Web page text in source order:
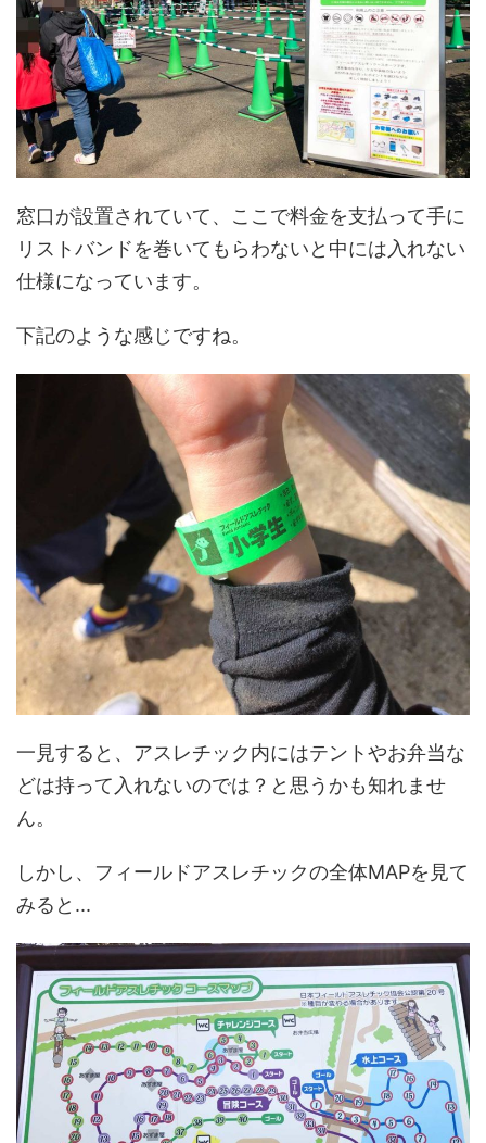
窓口が設置されていて、ここで料金を支払って手に
リストバンドを巻いてもらわないと中には入れない
仕様になっています。
下記のような感じですね。
一見すると、アスレチック内にはテントやお弁当な
どは持って入れないのでは？と思うかも知れませ
ん。
しかし、フィールドアスレチックの全体MAPを見て
みると...